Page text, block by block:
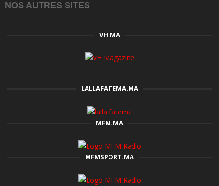
NOS AUTRES SITES
VH.MA
LALLAFATEMA.MA
MFM.MA
MFMSPORT.MA